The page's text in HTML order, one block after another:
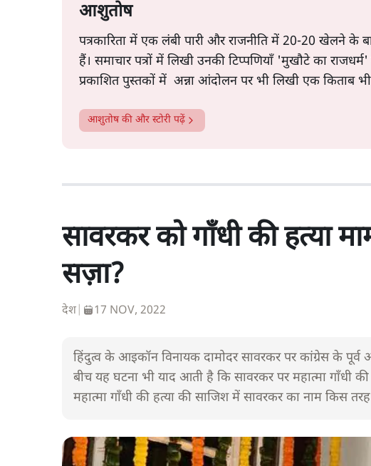
आशुतोष
पत्रकारिता में एक लंबी पारी और राजनीति में 20-20 खेलने के
हैं। समाचार पत्रों में लिखी उनकी टिप्पणियाँ 'मुखौटे का
प्रकाशित पुस्तकों में अन्ना आंदोलन पर भी लिखी एक किताब
आशुतोषकी और स्टोरी पढ़ें
सावरकर को गाँधी की हत्या
सज़ा?
देश 17 NOV, 2022
हिंदुत्व के आइकॉन विनायक दामोदर सावरकर पर कांग्रेस के पूर्व
बीच यह घटना भी याद आती है कि सावरकर पर महात्मा गाँधी
महात्मा गाँधी की हत्या की साजिश में सावरकर का नाम किस